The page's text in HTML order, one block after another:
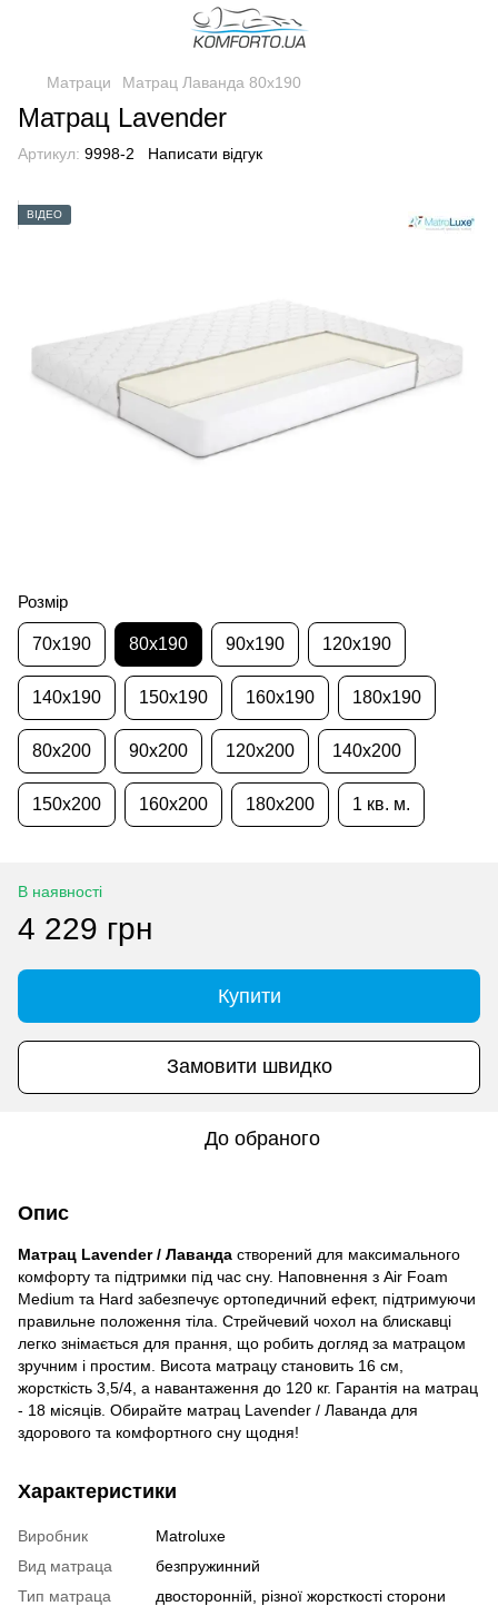
Матраци Матрац Лаванда 80x190
Матрац Lavender
Артикул: 9998-2 Написати відгук
ВІДЕО
Розмір
70x190 80x190 90x190 120x190
140x190 150x190 160x190 180x190
80x200 90x200 120x200 140x200
150x200 160x200 180x200 1 кв. м.
В наявності
4 229 грн
Купити
Замовити швидко
До обраного
Опис
Матрац Lavender / Лаванда створений для максимального
комфорту та підтримки під час сну. Наповнення з Air Foam
Medium та Hard забезпечує ортопедичний ефект, підтримуючи
правильне положення тіла. Стрейчевий чохол на блискавці
легко знімається для прання, що робить догляд за матрацом
зручним і простим. Висота матрацу становить 16 см,
жорсткість 3,5/4, а навантаження до 120 кг. Гарантія на матрац
- 18 місяців. Обирайте матрац Lavender / Лаванда для
здорового та комфортного сну щодня!
Характеристики
Виробник
Matroluxe
Вид матраца
безпружинний
Тип матраца
двосторонній, різної жорсткості сторони